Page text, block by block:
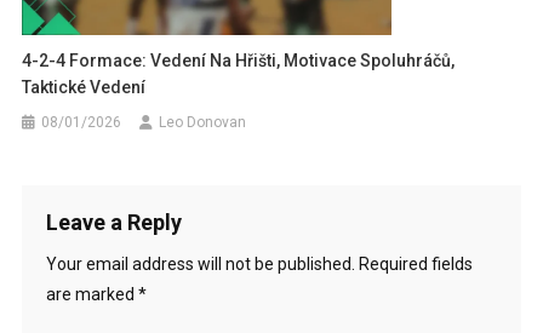
4-2-4 Formace: Vedení Na Hřišti, Motivace Spoluhráčů,
Taktické Vedení
08/01/2026 Leo Donovan
Leave a Reply
Your email address will not be published. Required fields
are marked *